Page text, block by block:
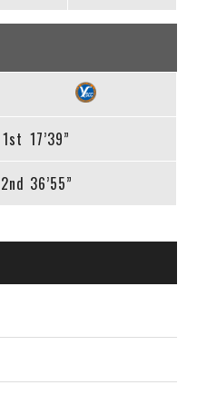
1st 17’39”
2nd 36’55”